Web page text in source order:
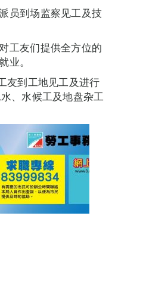
员到场监察见工及技
工友们提供全方位的
业。
友到工地见工及进行
、水候工及地盘杂工